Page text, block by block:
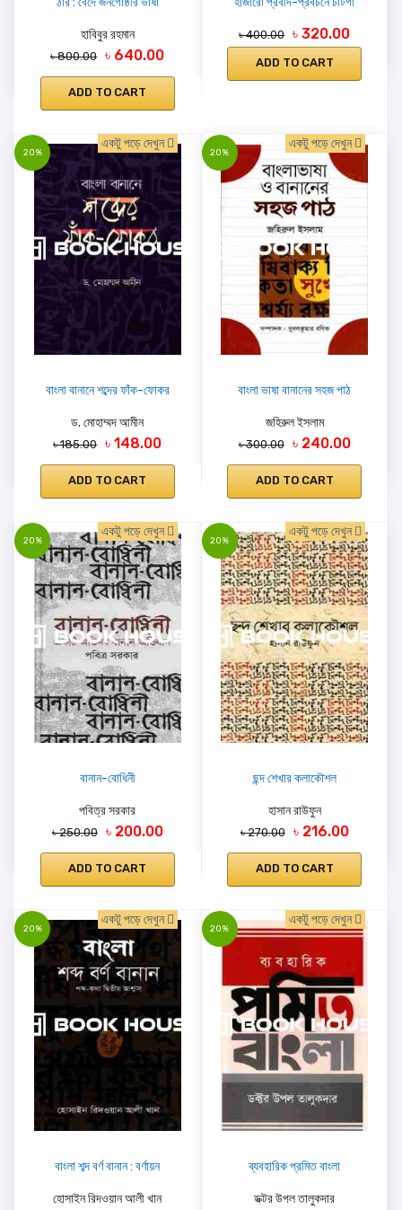
হাবিবুর রহমান
৳ 800.00 ৳ 640.00
ADD TO CART
৳ 400.00 ৳ 320.00
ADD TO CART
20%
একটু পড়ে দেখুন
বাংলা বানানে শব্দের ফাঁক-ফোকর
ড. মোহাম্মদ আমীন
৳ 185.00 ৳ 148.00
ADD TO CART
20%
একটু পড়ে দেখুন
বাংলা ভাষা বানানের সহজ পাঠ
জহিরুল ইসলাম
৳ 300.00 ৳ 240.00
ADD TO CART
20%
একটু পড়ে দেখুন
বানান-বোধিনী
পবিত্র সরকার
৳ 250.00 ৳ 200.00
ADD TO CART
20%
একটু পড়ে দেখুন
ছন্দ শেখার কলাকৌশল
হাসান রাউফুন
৳ 270.00 ৳ 216.00
ADD TO CART
20%
একটু পড়ে দেখুন
বাংলা শব্দ বর্ণ বানান : বর্ণায়ন
হোসাইন রিদওয়ান আলী খান
20%
একটু পড়ে দেখুন
ব্যবহারিক প্রমিত বাংলা
ডক্টর উপল তালুকদার